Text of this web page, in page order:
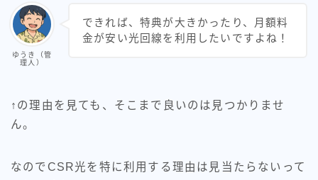
ゆうき（管
理人）
できれば、特典が大きかったり、月額料
金が安い光回線を利用したいですよね！
↑の理由を見ても、そこまで良いのは見つかりませ
ん。
なのでCSR光を特に利用する理由は見当たらないって